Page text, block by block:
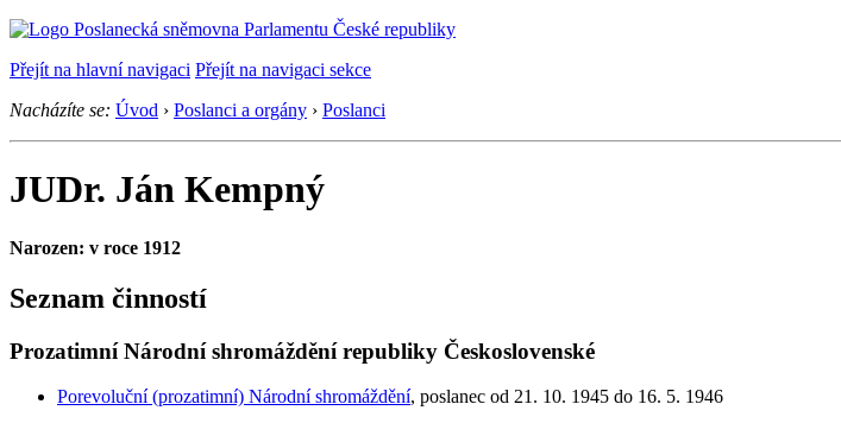
Přejít na hlavní navigaci Přejít na navigaci sekce
Nacházíte se: Úvod › Poslanci a orgány › Poslanci
JUDr. Ján Kempný
Narozen: v roce 1912
Seznam činností
Prozatimní Národní shromáždění republiky Československé
Porevoluční (prozatimní) Národní shromáždění, poslanec od 21. 10. 1945 do 16. 5. 1946